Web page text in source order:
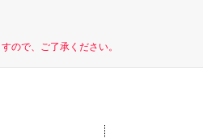
ので、ご了承ください。